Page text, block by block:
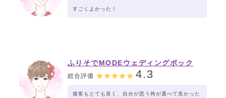
すごくよかった！
ふりそでMODEウェディングボック
ス イオンモール福津店
総合評価 4.3
接客もとても良く、自分が思う袴が選べて良かった